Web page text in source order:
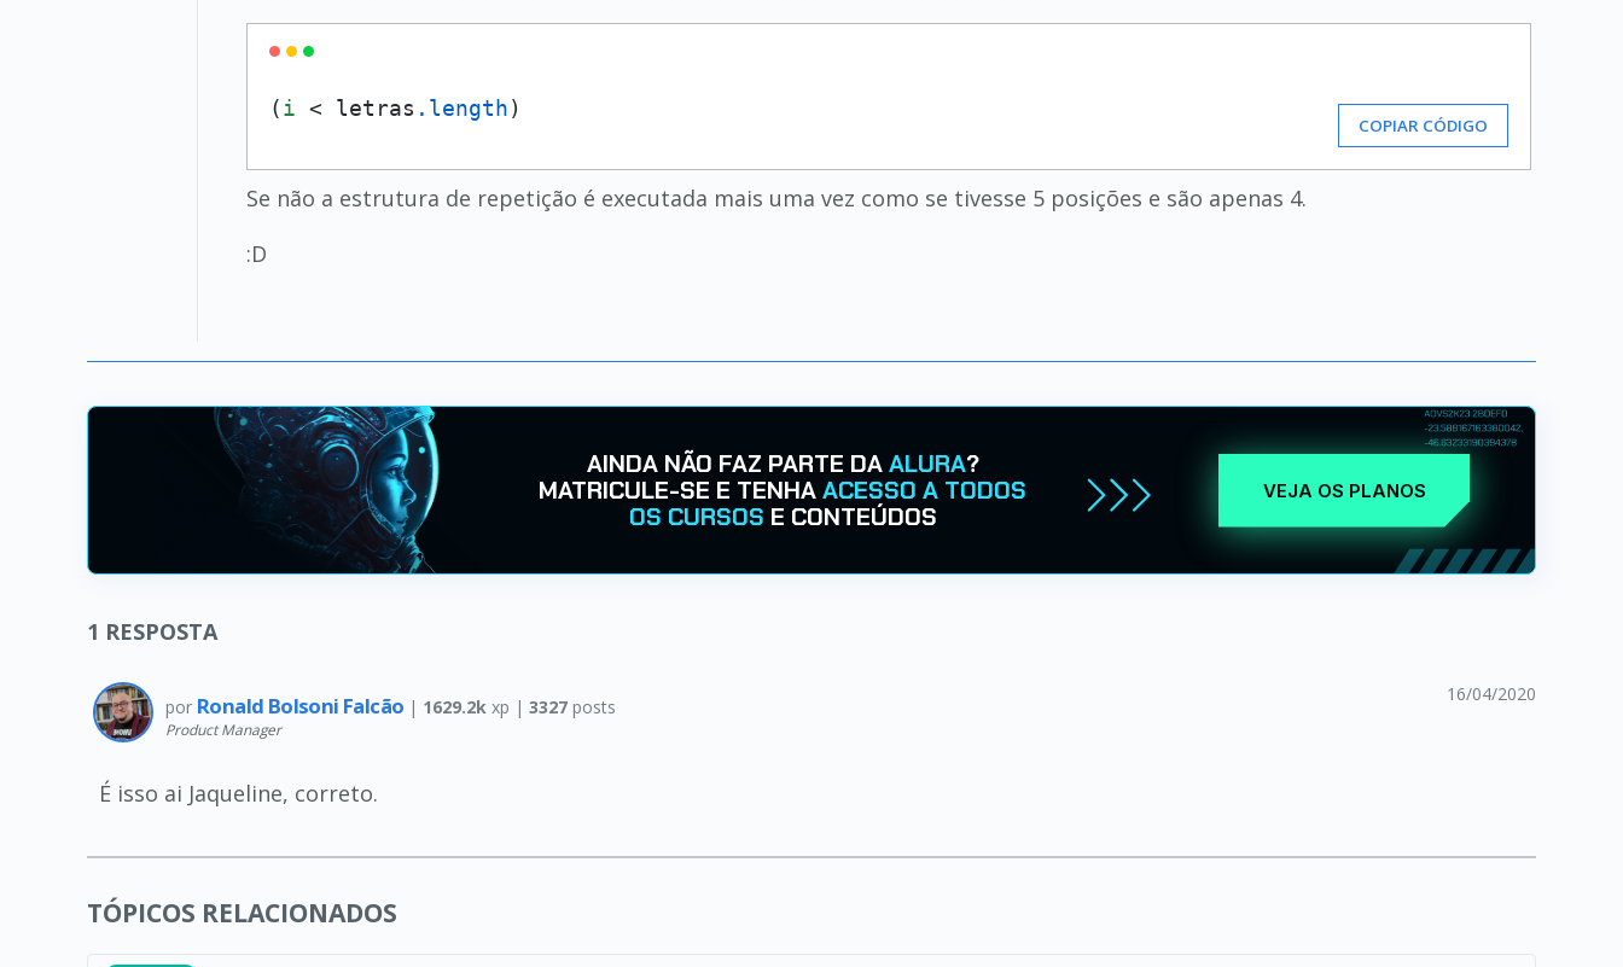
(i < letras .length)
COPIAR CÓDIGO
Se não a estrutura de repetição é executada mais uma vez como se tivesse 5 posições e são apenas 4.
:D
AINDA NÃO FAZ PARTE DAALURA?
MATRICULE-SE E TENHAACESSO A TODOS
OS CURSOS E CONTEÚDOS
VEJA OS PLANOS
1 RESPOSTA
por Ronald Bolsoni Falcão | 1629.2k xp | 3327posts
Product Manager
16/04/2020
É isso ai Jaqueline, correto.
TÓPICOS RELACIONADOS